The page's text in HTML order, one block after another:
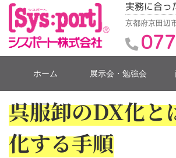
実務に合っ
京都府京田辺
ホーム 展示会・勉強会
呉服卸のDX化と
化する手順